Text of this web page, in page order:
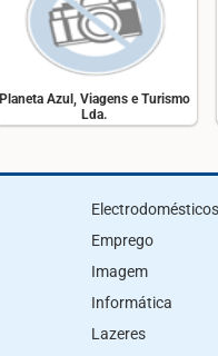
Planeta Azul, Viagens e Turismo
Lda.
Electrodomésticos
Emprego
Imagem
Informática
Lazeres